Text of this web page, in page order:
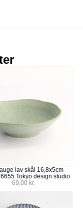
lav skål 16,8x5cm
Tokyo design studio
69,00 kr.